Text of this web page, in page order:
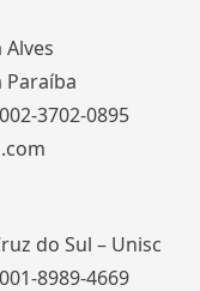
Paraíba
3702-0895
do Sul – Unisc
8989-4669